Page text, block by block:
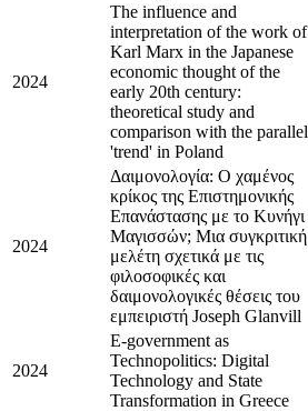
2024
The influence and
interpretation of the work of
Karl Marx in the Japanese
economic thought of the
early 20th century:
theoretical study and
comparison with the parallel
'trend' in Poland
2024
Δαιμονολογία: Ο χαμένος
κρίκος της Επιστημονικής
Επανάστασης με το Κυνήγι
Μαγισσών; Μια συγκριτική
μελέτη σχετικά με τις
φιλοσοφικές και
δαιμονολογικές θέσεις του
εμπειριστή Joseph Glanvill
2024
E-government as
Technopolitics: Digital
Technology and State
Transformation in Greece